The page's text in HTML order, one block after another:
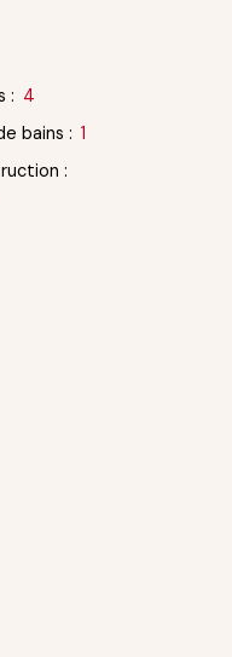
: 4
bains : 1
: